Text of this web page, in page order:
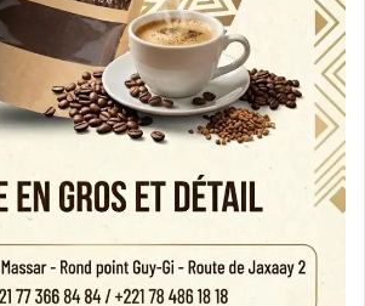
المتمثّل برواية سلمان رشدي، وهم
الهويّة الثقافيّة للمسلمين، وهي
احترموا مقدّسات المسلمين، ولا
أنّ وثيقة دوليّة أخرى نصّت على وجوب
هذه الوثيقة هي الإعلان بشأن العنصر
العنصري الصادر عن الجمعيّة العامّة
بتاريخ
أيضاً- أن يدركوا أنّ عليهم واجب
البشريّة كافّة في التمتّع بذاتيّتها